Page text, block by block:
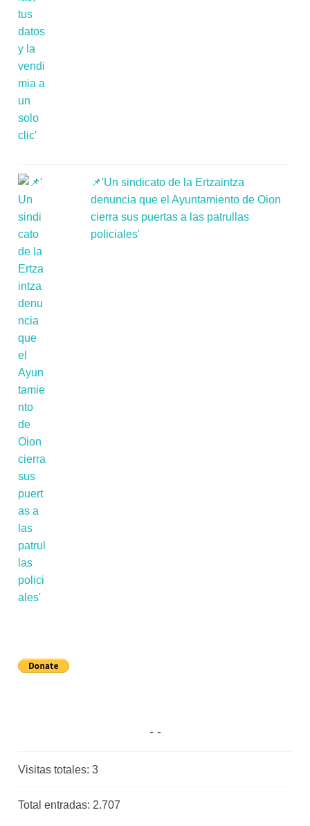
📌'Un sindicato de la Ertzaintza
denuncia que el Ayuntamiento de Oion
cierra sus puertas a las patrullas
policiales'
Visitas totales:3
Total entradas: 2.707